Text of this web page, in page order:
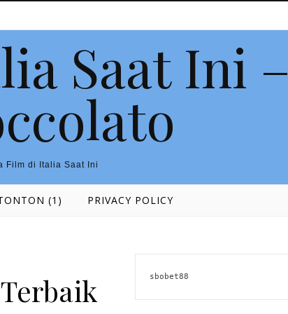
Saat Ini –
Film di Italia Saat Ini
(1) PRIVACY POLICY
sbobet88